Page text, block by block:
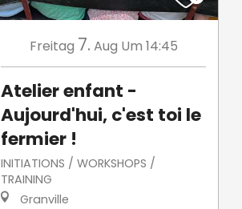
Freitag 7. Aug Um 14:45
Atelier enfant -
Aujourd'hui, c'est toi le
fermier !
INITIATIONS / WORKSHOPS /
TRAINING
Granville